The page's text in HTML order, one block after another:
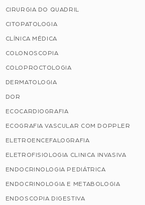
CIRURGIA DO QUADRIL
CITOPATOLOGIA
CLÍNICA MÉDICA
COLONOSCOPIA
COLOPROCTOLOGIA
DERMATOLOGIA
DOR
ECOCARDIOGRAFIA
ECOGRAFIA VASCULAR COM DOPPLER
ELETROENCEFALOGRAFIA
ELETROFISIOLOGIA CLINICA INVASIVA
ENDOCRINOLOGIA PEDIÁTRICA
ENDOCRINOLOGIA E METABOLOGIA
ENDOSCOPIA DIGESTIVA